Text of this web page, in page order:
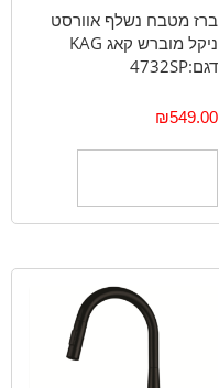
ברז מטבח נשלף אוורסט
ניקל מוברש קאג KAG
דגם:4732SP
₪549.00